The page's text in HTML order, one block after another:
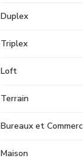
Duplex
Triplex
Loft
Terrain
Bureaux et
Maison